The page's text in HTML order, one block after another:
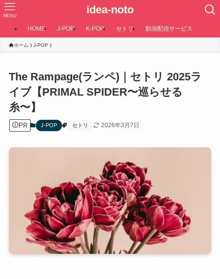
idea-noto
MENU
HOME J-POP K-POP セトリ 動画配信サービス
ホーム J-POP
The Rampage(ランペ)｜セトリ 2025ラ
イブ【PRIMAL SPIDER〜巡らせる
糸〜】
PR J-POP セトリ 2026年3月7日